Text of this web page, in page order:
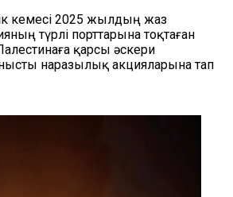
кемесі 2025 жылдың жаз
түрлі порттарына тоқтаған
қарсы әскери
наразылық акцияларына тап